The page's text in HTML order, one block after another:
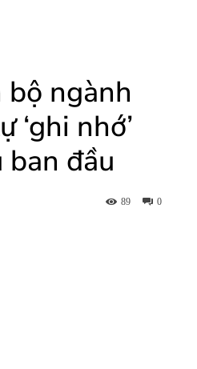
ngành
nhớ’
đầu
0
89